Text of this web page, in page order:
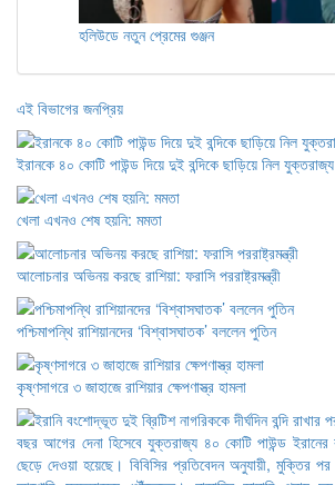
হলিউডে নতুন প্রেমের গুঞ্জন
এই বিভাগের জনপ্রিয়
ইরানকে ৪০ কোটি পাউন্ড দিয়ে দুই বন্দিকে ছাড়িয়ে নিল যুক্তরাজ্য
খেলা এখনও শেষ হয়নি: মমতা
আলোচনার অভিনয় করছে রাশিয়া: ফরাসি পররাষ্ট্রমন্ত্রী
পশ্চিমাপন্থি রাশিয়ানদের ‘বিশ্বাসঘাতক’ বললেন পুতিন
কৃষ্ণসাগরে ৩ জাহাজে রাশিয়ার ক্ষেপণাস্ত্র হামলা